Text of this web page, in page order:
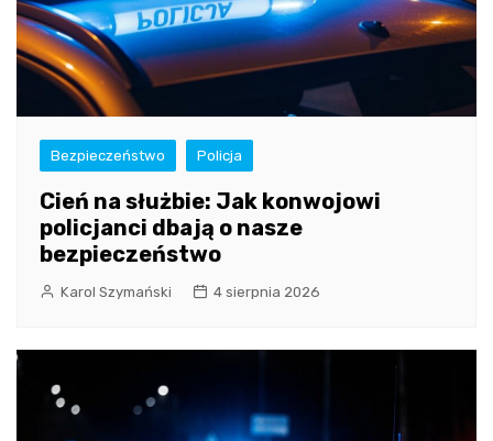
Bezpieczeństwo Policja
Cień na służbie: Jak konwojowi
policjanci dbają o nasze
bezpieczeństwo
Karol Szymański 4 sierpnia 2026